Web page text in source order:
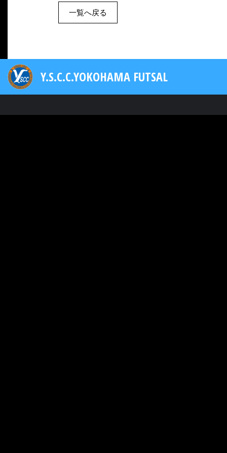
一覧へ戻る
Y.S.C.C.YOKOHAMA FUTSAL